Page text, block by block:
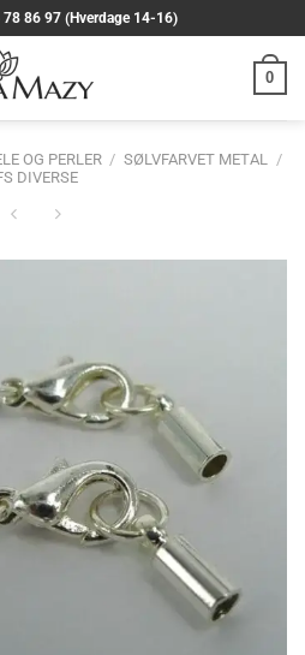
86 97 (Hverdage 14-16)
0
OG PERLER / SØLVFARVET METAL /
DIVERSE